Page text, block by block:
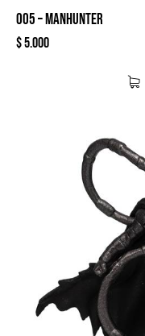
005 – MANHUNTER
$5.000